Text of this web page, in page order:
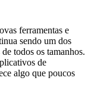
ferramentas e
sendo um dos
todos os tamanhos.
de
algo que poucos